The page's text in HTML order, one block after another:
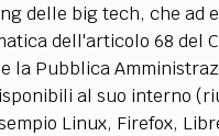
delle big tech, che ad
dell'articolo 68 del
la Pubblica
al suo interno
Linux, Firefox,